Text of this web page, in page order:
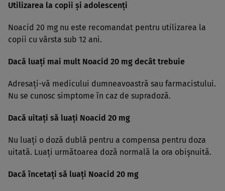
Utilizarea la copii şi adolescenţi
Noacid 20 mg nu este recomandat pentru utilizarea la
copii cu vârsta sub 12 ani.
Dacă luaţi mai mult Noacid 20 mg decât trebuie
Adresaţi-vă medicului dumneavoastră sau farmacistului.
Nu se cunosc simptome în caz de supradoză.
Dacă uitaţi să luaţi Noacid 20 mg
Nu luaţi o doză dublă pentru a compensa pentru doza
uitată. Luaţi următoarea doză normală la ora obişnuită.
Dacă încetaţi să luaţi Noacid 20 mg